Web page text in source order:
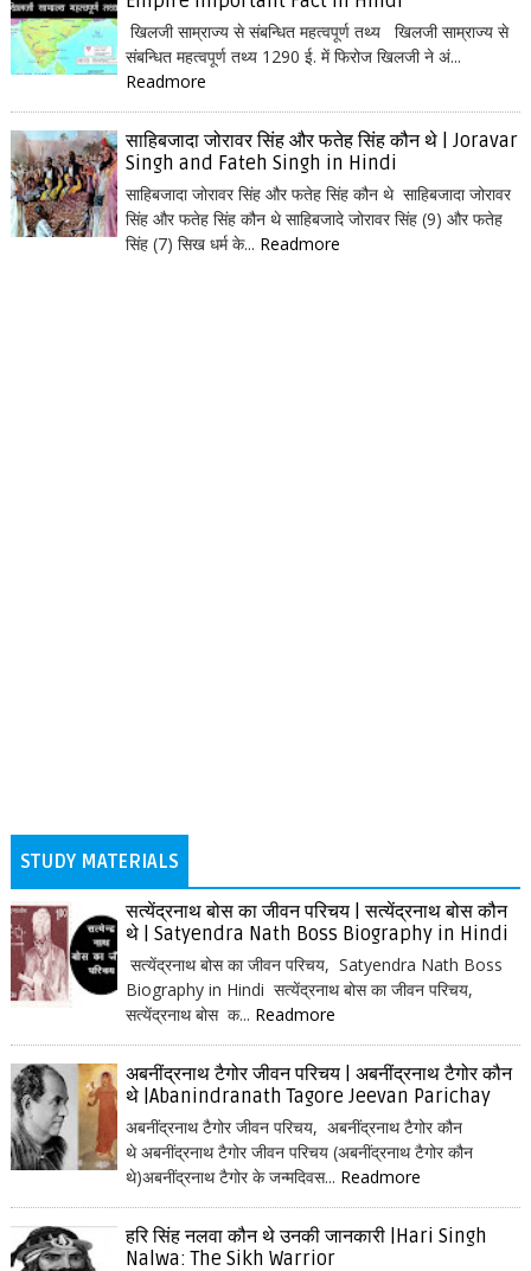
खिलजी साम्राज्य से संबन्धित महत्वपूर्ण तथ्य खिलजी साम्राज्य से
संबन्धित महत्वपूर्ण तथ्य 1290 ई. में फिरोज खिलजी ने अं...
Readmore
साहिबजादा जोरावर सिंह और फतेह सिंह कौन थे | Joravar
Singh and Fateh Singh in Hindi
साहिबजादा जोरावर सिंह और फतेह सिंह कौन थे साहिबजादा जोरावर
सिंह और फतेह सिंह कौन थे साहिबजादे जोरावर सिंह (9) और फतेह
सिंह (7) सिख धर्म के... Readmore
STUDY MATERIALS
सत्येंद्रनाथ बोस का जीवन परिचय | सत्येंद्रनाथ बोस कौन
थे | Satyendra Nath Boss Biography in Hindi
सत्येंद्रनाथ बोस का जीवन परिचय, Satyendra Nath Boss
Biography in Hindi सत्येंद्रनाथ बोस का जीवन परिचय,
सत्येंद्रनाथ बोस क... Readmore
अबनींद्रनाथ टैगोर जीवन परिचय | अबनींद्रनाथ टैगोर कौन
थे |Abanindranath Tagore Jeevan Parichay
अबनींद्रनाथ टैगोर जीवन परिचय, अबनींद्रनाथ टैगोर कौन
थे अबनींद्रनाथ टैगोर जीवन परिचय (अबनींद्रनाथ टैगोर कौन
थे)अबनींद्रनाथ टैगोर के जन्मदिवस... Readmore
हरि सिंह नलवा कौन थे उनकी जानकारी |Hari Singh
Nalwa: The Sikh Warrior